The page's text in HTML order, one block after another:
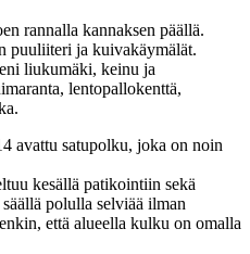
rannalla kannaksen päällä.
puuliiteri ja kuivakäymälät.
liukumäki, keinu ja
lentopallokenttä,
avattu satupolku, joka on noin
kesällä patikointiin sekä
polulla selviää ilman
että alueella kulku on omalla